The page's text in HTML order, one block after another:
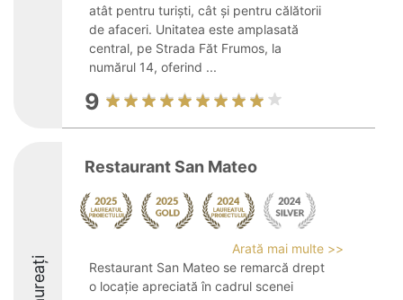
atât pentru turiști, cât și pentru călătorii
de afaceri. Unitatea este amplasată
central, pe Strada Făt Frumos, la
numărul 14, oferind ...
9
Laureați
Restaurant San Mateo
Arată mai multe >>
Restaurant San Mateo se remarcă drept
o locație apreciată în cadrul scenei